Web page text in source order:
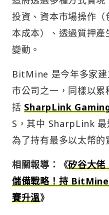
投資、資本市場操作
本成本）、透過質押
變動。
BitMine 是今年多家建
市公司之一，同樣以
括SharpLink
S，其中 SharpLink
為了持有最多以太幣的
相關報導：《矽谷大
儲備戰略！持
賽升溫》